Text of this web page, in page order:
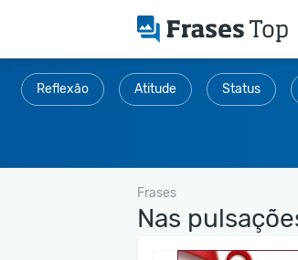
Reflexão Atitude Status
Frases
Nas